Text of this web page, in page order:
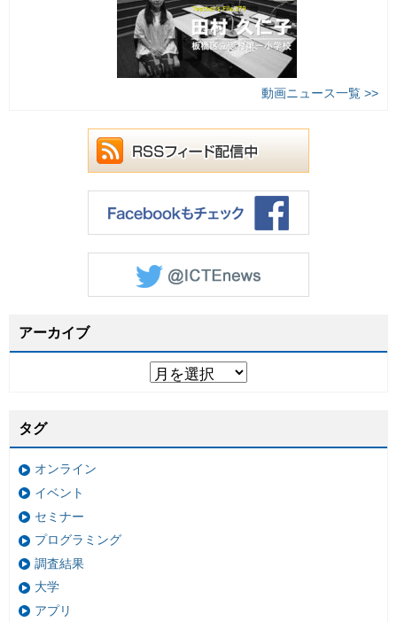
動画ニュース一覧 >>
アーカイブ
タグ
オンライン
イベント
セミナー
プログラミング
調査結果
大学
アプリ